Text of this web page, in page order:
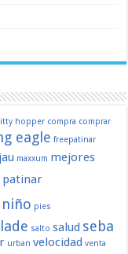
hopper compra comprar
eagle freepatinar
maxxum mejores
patinar
pies
salto salud seba
urban velocidad venta